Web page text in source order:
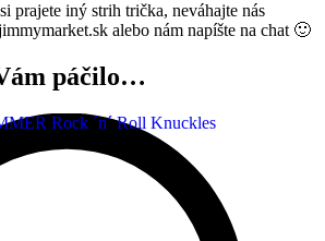
prajete iný strih trička, neváhajte nás
alebo nám napíšte na chat 🙂
páčilo…